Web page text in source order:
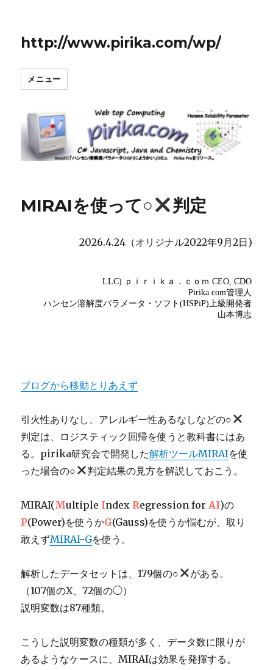
http://www.pirika.com/wp/
メニュー
MIRAIを使って○ 判定
2026.4.24（オリジナル2022年9月2日)
ブログから移動とりあえず
引火性ありなし、アレルギー性あるなしなどの○
判定は、ロジスティック回帰を使うと教科書にはあ
る。pirika研究会で開発した解析ツールMIRAIを使
った場合の○
判定結果の見方を解説しておこう。
MIRAI(Multiple Index Regression for AI)の
P(Power)を使うかG(Gauss)を使うか悩むが、取り
敢えずMIRAI-Gを使う。
解析したデータセットは、179個の○
がある。
（107個のX、72個の◯）
説明変数は87種類。
こうした説明変数の種類が多く、データ数に限りが
あるようなケースに、MIRAIは効果を発揮する。